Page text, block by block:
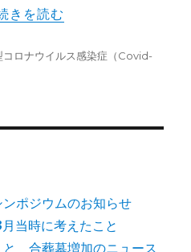
きを読む
コロナウイルス感染症（Covid-
ポジウムのお知らせ
当時に考えたこと
合葬墓増加のニュース